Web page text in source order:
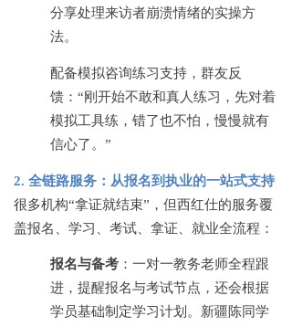
分享处理来访者崩溃情绪的实操方
法。
配备模拟咨询练习支持，群友反
馈： “刚开始不敢和真人练习，先对着
模拟工具练，错了也不怕，慢慢就有
信心了。”
2. 全链路服务：从报名到执业的一站式支持
很多机构“拿证就结束”，但西红仕的服务覆
盖报名、学习、考试、拿证、就业全流程：
报名与备考 ：一对一教务老师全程跟
进，提醒报名与考试节点，还会根据
学员基础制定学习计划。新疆陈同学